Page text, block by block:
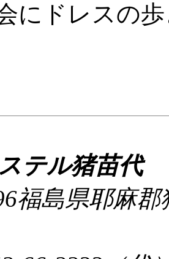
にドレスの
テル猪苗代
福島県耶麻